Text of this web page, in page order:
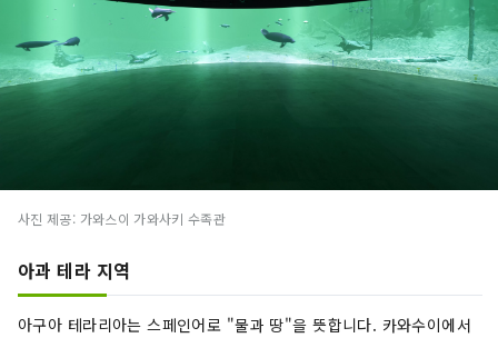
사진 제공: 가와스이 가와사키 수족관
아과 테라 지역
아구아 테라리아는 스페인어로 "물과 땅"을 뜻합니다. 카와수이에서